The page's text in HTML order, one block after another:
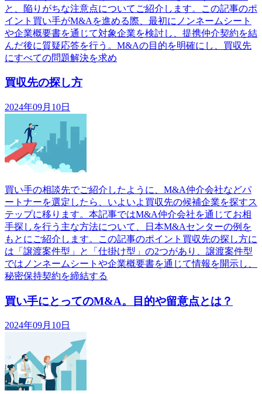
と、陥りがちな注意点についてご紹介します。この記事のポ
イント買い手がM&Aを進める際、最初にノンネームシート
や企業概要書を通じて対象企業を検討し、提携仲介契約を結
んだ後に質疑応答を行う。M&Aの目的を明確にし、買収先
にすべての問題解決を求め
買収先の探し方
2024年09月10日
買い手の相談先でご紹介したように、M&A仲介会社などパ
ートナーを選定したら、いよいよ買収先の候補企業を探すス
テップに移ります。本記事ではM&A仲介会社を通じてお相
手探しを行う主な方法について、日本M&Aセンターの例を
もとにご紹介します。この記事のポイント買収先の探し方に
は「譲渡案件型」と「仕掛け型」の2つがあり、譲渡案件型
ではノンネームシートや企業概要書を通じて情報を開示し、
秘密保持契約を締結する
買い手にとってのM&A。目的や留意点とは？
2024年09月10日